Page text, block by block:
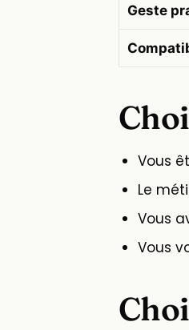
Geste
Vous
Le
Vous
Vous